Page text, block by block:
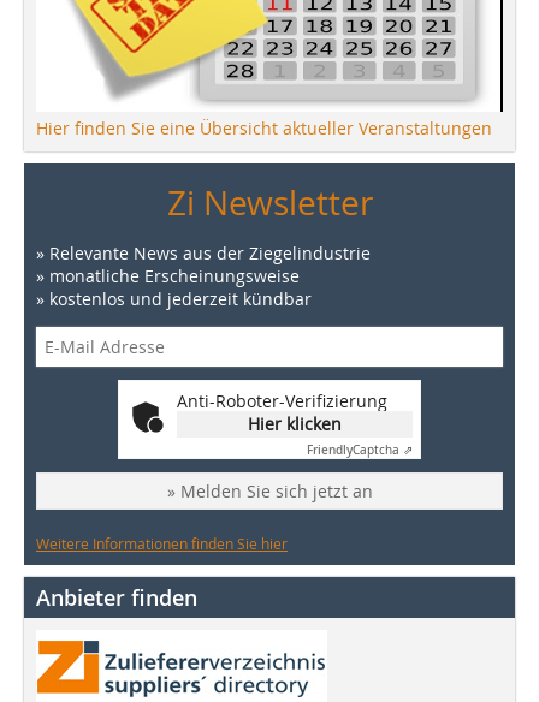
Hier finden Sie eine Übersicht aktueller Veranstaltungen
Zi Newsletter
» Relevante News aus der Ziegelindustrie
» monatliche Erscheinungsweise
» kostenlos und jederzeit kündbar
Anti-Roboter-Verifizierung
Hier klicken
FriendlyCaptcha ⇗
» Melden Sie sich jetzt an
Weitere Informationen finden Sie hier
Anbieter finden